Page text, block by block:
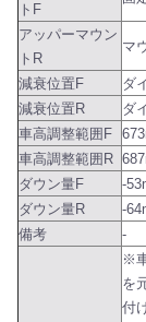
トF
アッパーマウン
トR
マ
減衰位置F
ダ
減衰位置R
ダ
車高調整範囲F
車高調整範囲R
ダウン量F
-
ダウン量R
-
備考
-
※
を
付